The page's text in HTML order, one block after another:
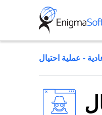
- عملية احتيال